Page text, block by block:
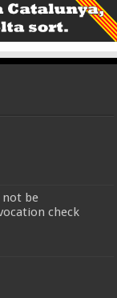
not be
check